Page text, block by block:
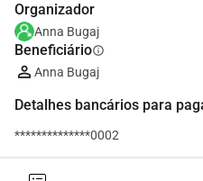
Organizador
Anna Bugaj
Beneficiárioinfo
Anna Bugaj
Detalhes bancários para
**************0002